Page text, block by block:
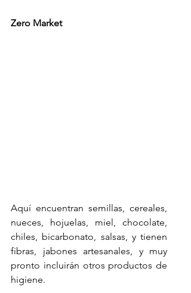
Zero Market
Aquí encuentran semillas, cereales,
nueces, hojuelas, miel, chocolate,
chiles, bicarbonato, salsas, y tienen
fibras, jabones artesanales, y muy
pronto incluirán otros productos de
higiene.